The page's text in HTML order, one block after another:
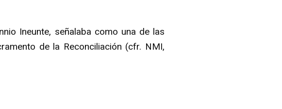
Ineunte, señalaba como una de las
de la Reconciliación (cfr. NMI,